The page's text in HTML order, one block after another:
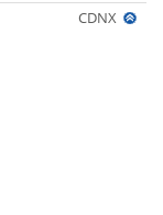
CDNX